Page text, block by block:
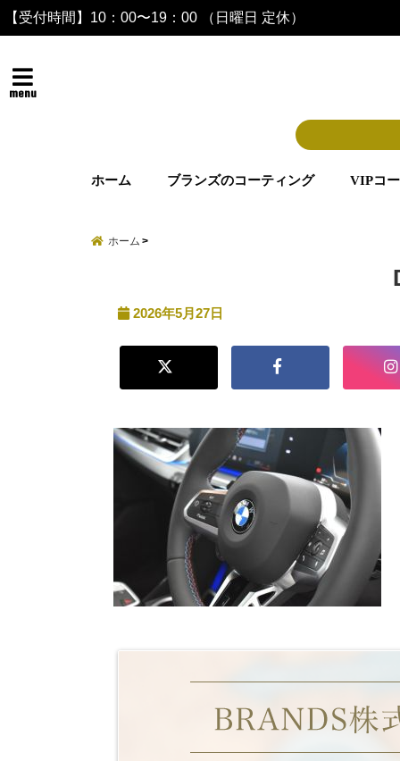
【受付時間】10：00〜19：00 （日曜日 定休）
menu
ホーム ブランズのコーティング VIPコ
ホーム
2026年5月27日